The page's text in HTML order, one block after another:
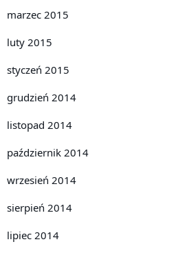
marzec 2015
luty 2015
styczeń 2015
grudzień 2014
listopad 2014
październik 2014
wrzesień 2014
sierpień 2014
lipiec 2014